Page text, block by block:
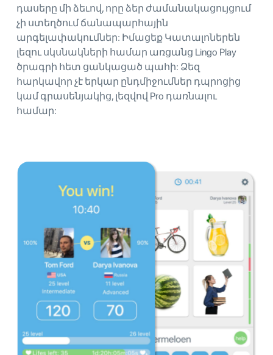
դասերը մի ձեւով, որը ձեր ժամանակացույցում
չի ստեղծում ճանապարհային
արգելափակումներ: Իմացեք Կատալոներեն
լեզու սկսնակների համար առցանց Lingo Play
ծրագրի հետ ցանկացած պահի: Ձեզ
հարկավոր չէ երկար ընդմիջումներ դպրոցից
կամ գրասենյակից, լեզվով Pro դառնալու
համար: